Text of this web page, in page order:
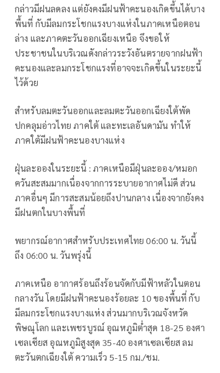
กล่าวมีฝนลดลง แต่ยังคงมีฝนฟ้าคะนองเกิดขึ้นได้บาง
พื้นที่ กับมีลมกระโชกแรงบางแห่งในภาคเหนือตอน
ล่าง และภาคตะวันออกเฉียงเหนือ จึงขอให้
ประชาชนในบริเวณดังกล่าวระวังอันตรายจากฝนฟ้า
คะนองและลมกระโชกแรงที่อาจจะเกิดขึ้นในระยะนี้
ไว้ด้วย
สำหรับลมตะวันออกและลมตะวันออกเฉียงใต้พัด
ปกคลุมอ่าวไทย ภาคใต้ และทะเลอันดามัน ทำให้
ภาคใต้มีฝนฟ้าคะนองบางแห่ง
ฝุ่นละอองในระยะนี้ : ภาคเหนือมีฝุ่นละออง/หมอก
ควันสะสมมากเนื่องจากการระบายอากาศไม่ดี ส่วน
ภาคอื่นๆ มีการสะสมน้อยถึงปานกลาง เนื่องจากยังคง
มีฝนตกในบางพื้นที่
พยากรณ์อากาศสำหรับประเทศไทย 06:00 น. วันนี้
ถึง 06:00 น. วันพรุ่งนี้
ภาคเหนือ อากาศร้อนถึงร้อนจัดกับมีฟ้าหลัวในตอน
กลางวัน โดยมีฝนฟ้าคะนองร้อยละ 10 ของพื้นที่ กับ
มีลมกระโชกแรงบางแห่ง ส่วนมากบริเวณจังหวัด
พิษณุโลก และเพชรบูรณ์ อุณหภูมิต่ำสุด 18-25 องศา
เซลเซียส อุณหภูมิสูงสุด 35-40 องศาเซลเซียส ลม
ตะวันตกเฉียงใต้ ความเร็ว 5-15 กม./ชม.